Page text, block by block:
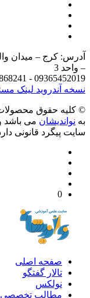
3
09365452019 - 09124868241 -
آندرویدلینک مستقیم
حقوق محصولات و
می باشد و هر
پیگرد قانونی دارد.
صفحه اصلی
تالار گفتگو
نولکس
مطالب تخصصی